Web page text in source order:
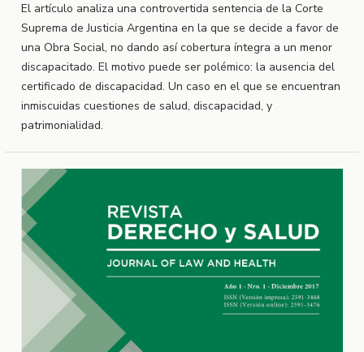
El artículo analiza una controvertida sentencia de la Corte
Suprema de Justicia Argentina en la que se decide a favor de
una Obra Social, no dando así cobertura íntegra a un menor
discapacitado. El motivo puede ser polémico: la ausencia del
certificado de discapacidad. Un caso en el que se encuentran
inmiscuidas cuestiones de salud, discapacidad, y
patrimonialidad.